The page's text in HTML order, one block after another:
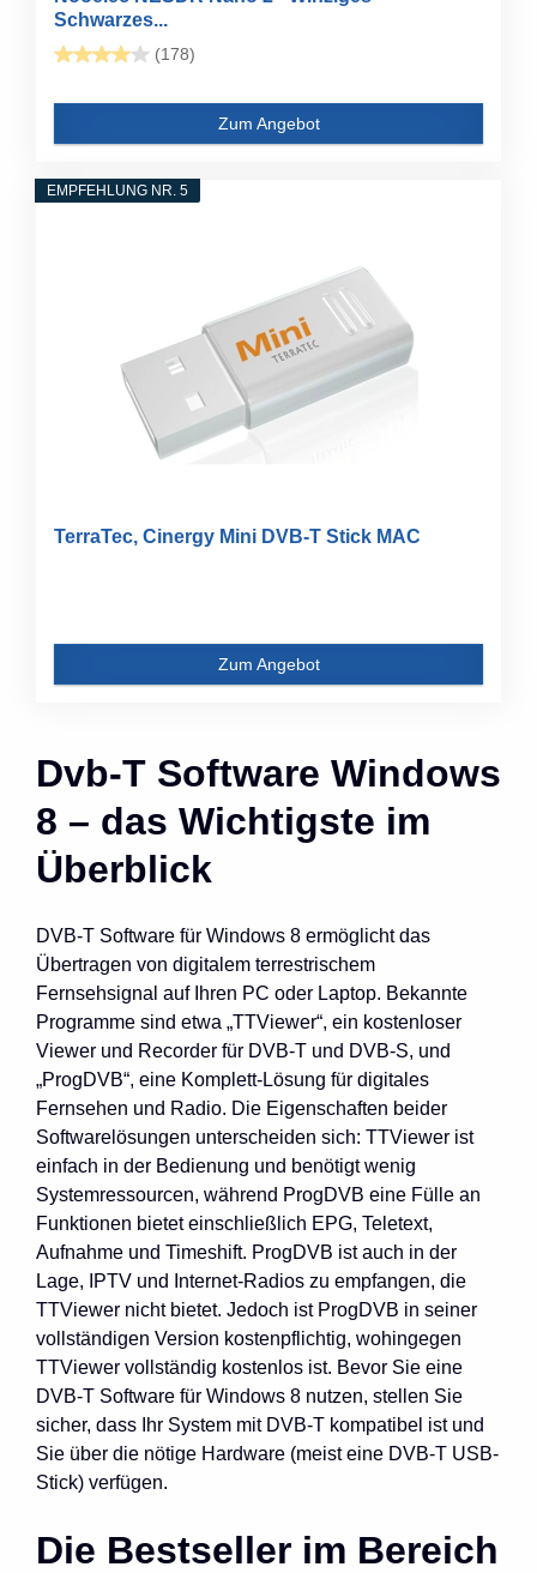
Schwarzes...
(178)
Zum Angebot
EMPFEHLUNG NR. 5
TerraTec, Cinergy Mini DVB-T Stick MAC
Zum Angebot
Dvb-T Software Windows
8 – das Wichtigste im
Überblick
DVB-T Software für Windows 8 ermöglicht das
Übertragen von digitalem terrestrischem
Fernsehsignal auf Ihren PC oder Laptop. Bekannte
Programme sind etwa „TTViewer“, ein kostenloser
Viewer und Recorder für DVB-T und DVB-S, und
„ProgDVB“, eine Komplett-Lösung für digitales
Fernsehen und Radio. Die Eigenschaften beider
Softwarelösungen unterscheiden sich: TTViewer ist
einfach in der Bedienung und benötigt wenig
Systemressourcen, während ProgDVB eine Fülle an
Funktionen bietet einschließlich EPG, Teletext,
Aufnahme und Timeshift. ProgDVB ist auch in der
Lage, IPTV und Internet-Radios zu empfangen, die
TTViewer nicht bietet. Jedoch ist ProgDVB in seiner
vollständigen Version kostenpflichtig, wohingegen
TTViewer vollständig kostenlos ist. Bevor Sie eine
DVB-T Software für Windows 8 nutzen, stellen Sie
sicher, dass Ihr System mit DVB-T kompatibel ist und
Sie über die nötige Hardware (meist eine DVB-T USB-
Stick) verfügen.
Die Bestseller im Bereich